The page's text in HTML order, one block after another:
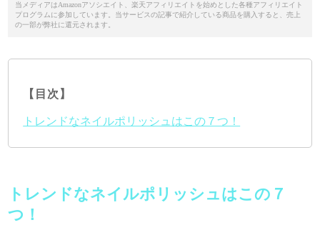
当メディアはAmazonアソシエイト、楽天アフィリエイトを始めとした各種アフィリエイト
プログラムに参加しています。当サービスの記事で紹介している商品を購入すると、売上
の一部が弊社に還元されます。
【目次】
トレンドなネイルポリッシュはこの７つ！
トレンドなネイルポリッシュはこの７
つ！